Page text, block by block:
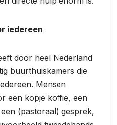
iedereen
door heel Nederland
buurthuiskamers die
Mensen
een kopje koffie, een
(pastoraal) gesprek,